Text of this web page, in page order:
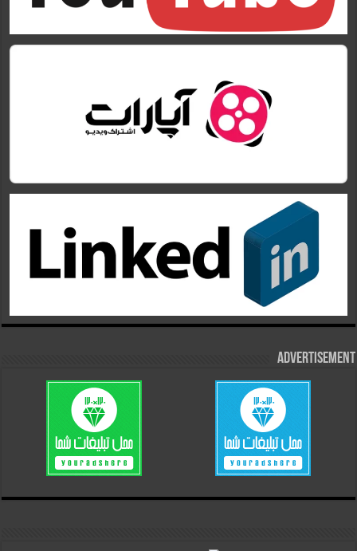
Advertisement